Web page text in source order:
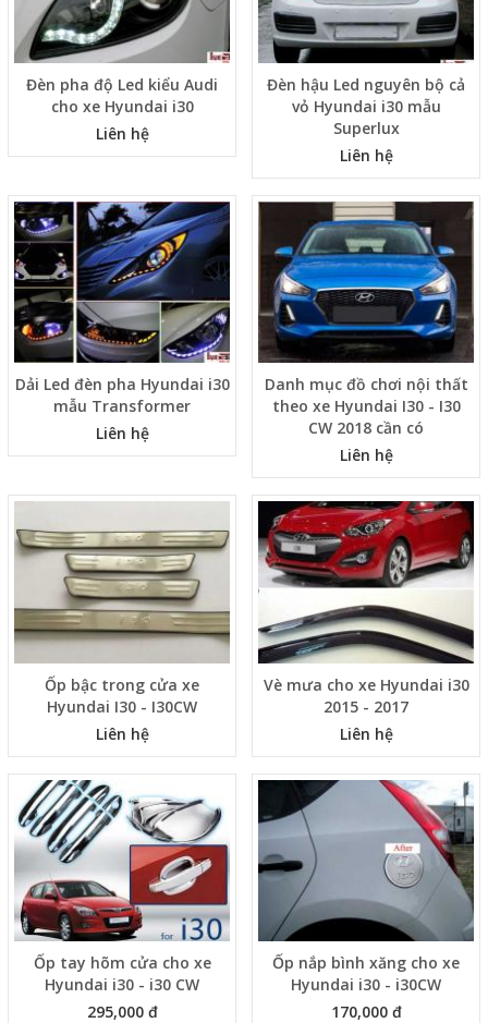
Đèn pha độ Led kiểu Audi
cho xe Hyundai i30
Liên hệ
Đèn hậu Led nguyên bộ cả
vỏ Hyundai i30 mẫu
Superlux
Liên hệ
Dải Led đèn pha Hyundai i30
mẫu Transformer
Liên hệ
Danh mục đồ chơi nội thất
theo xe Hyundai I30 - I30
CW 2018 cần có
Liên hệ
Ốp bậc trong cửa xe
Hyundai I30 - I30CW
Liên hệ
Vè mưa cho xe Hyundai i30
2015 - 2017
Liên hệ
Ốp tay hõm cửa cho xe
Hyundai i30 - i30 CW
295,000 đ
Ốp nắp bình xăng cho xe
Hyundai i30 - i30CW
170,000 đ